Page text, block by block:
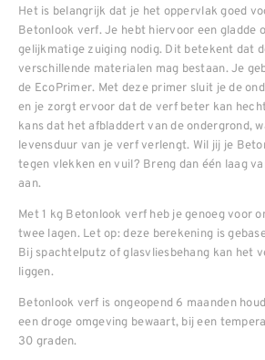
Het is belangrijk dat je het oppervlak goed
Betonlook verf. Je hebt hiervoor een gladde
gelijkmatige zuiging nodig. Dit betekent dat
verschillende materialen mag bestaan. Je
de EcoPrimer. Met deze primer sluit je de
en je zorgt ervoor dat de verf beter kan
kans dat het afbladdert van de ondergrond,
levensduur van je verf verlengt. Wil jij je
tegen vlekken en vuil? Breng dan één laag
aan.
Met 1 kg Betonlook verf heb je genoeg voor
twee lagen. Let op: deze berekening is
Bij spachtelputz of glasvliesbehang kan het
liggen.
Betonlook verf is ongeopend 6 maanden
een droge omgeving bewaart, bij een
30 graden.